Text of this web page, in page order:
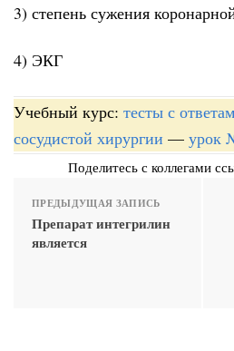
3) степень сужения
4) ЭКГ
Учебный курс: тесты с
сосудистой хирургии — урок
Поделитесь с коллегами
ПРЕДЫДУЩАЯ ЗАПИСЬ
Препарат интегрилин
является